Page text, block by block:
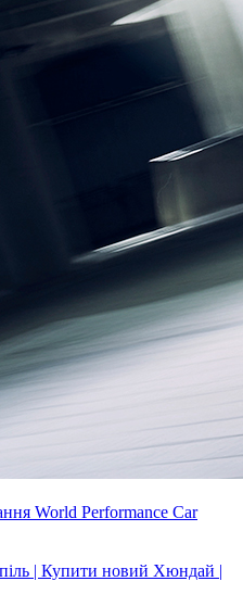
World Performance Car